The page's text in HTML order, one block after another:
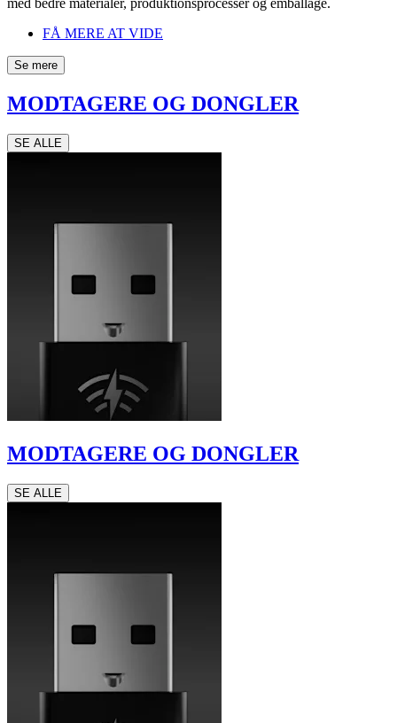
med bedre materialer, produktionsprocesser og emballage.
FÅ MERE AT VIDE
Se mere
MODTAGERE OG DONGLER
SE ALLE
MODTAGERE OG DONGLER
SE ALLE